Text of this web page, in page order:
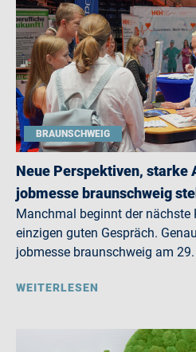
BRAUNSCHWEIG
Neue Perspektiven, starke
jobmesse braunschweig
Manchmal beginnt der nächste
einzigen guten Gespräch.
jobmesse braunschweig am
WEITERLESEN